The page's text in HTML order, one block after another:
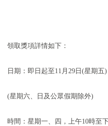
領取獎項詳情如下：
日期：即日起至11月29日(星期五)
(星期六、日及公眾假期除外)
時間：星期一、四，上午10時至